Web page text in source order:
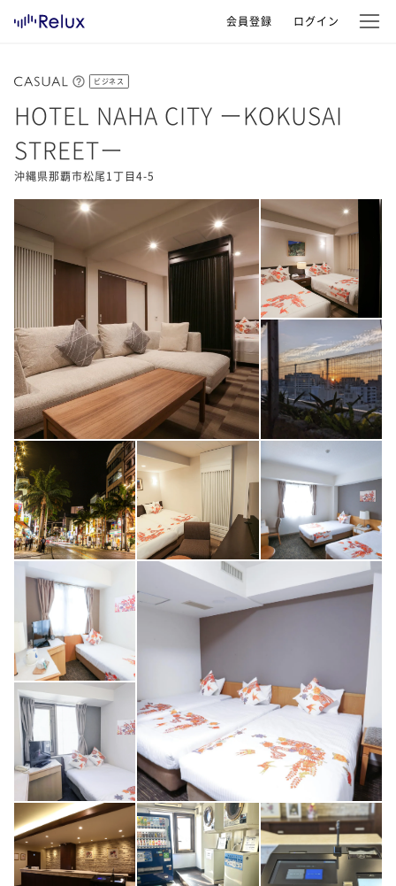
会員登録 ログイン
ビジネス
HOTEL NAHA CITY ーKOKUSAI
STREETー
沖縄県那覇市松尾1丁目4-5